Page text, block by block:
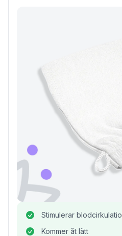
Stimulerar
Kommer åt lätt